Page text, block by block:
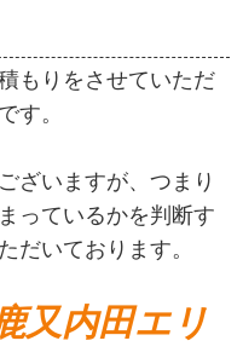
もりをさせていただ
す。
ざいますが、つまり
っているかを判断す
だいております。
又内田エリ